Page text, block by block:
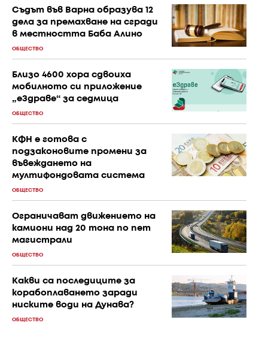
Съдът във Варна образува 12
дела за премахване на сгради
в местността Баба Алино
ОБЩЕСТВО
Близо 4600 хора сдвоиха
мобилното си приложение
„еЗдраве“ за седмица
ОБЩЕСТВО
КФН е готова с
подзаконовите промени за
въвеждането на
мултифондовата система
ОБЩЕСТВО
Ограничават движението на
камиони над 20 тона по пет
магистрали
ОБЩЕСТВО
Какви са последиците за
корабоплаването заради
ниските води на Дунава?
ОБЩЕСТВО